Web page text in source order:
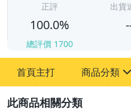
正評
100.0%
總評價 1700
出貨
首頁主打 商品分類
其它